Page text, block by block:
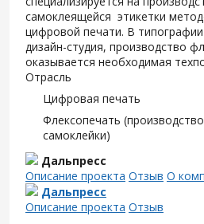
самоклеящейся этикетки
цифровой печати. В
дизайн-студия, производство
оказывается необходимая
Отрасль
Цифровая печать
Флексопечать
самоклейки)
Дальпресс
Описание проекта Отзыв О
Дальпресс
Описание проекта Отзыв